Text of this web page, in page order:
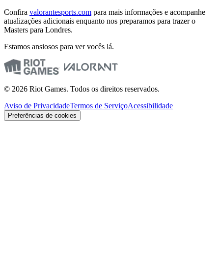
Confira valorantesports.com para mais informações e acompanhe
atualizações adicionais enquanto nos preparamos para trazer o
Masters para Londres.
Estamos ansiosos para ver vocês lá.
© 2026 Riot Games. Todos os direitos reservados.
Aviso de PrivacidadeTermos de ServiçoAcessibilidade
Preferências de cookies